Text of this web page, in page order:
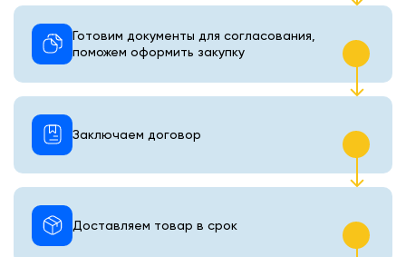
Готовим документы для согласования,
поможем оформить закупку
Доставляем товар в срок
Заключаем договор